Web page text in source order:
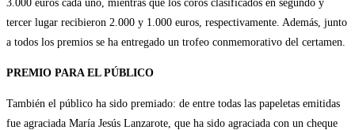
3.000 euros cada uno, mientras que los coros clasificados en segundo y
tercer lugar recibieron 2.000 y 1.000 euros, respectivamente. Además, junto
a todos los premios se ha entregado un trofeo conmemorativo del certamen.
PREMIO PARA EL PÚBLICO
También el público ha sido premiado: de entre todas las papeletas emitidas
fue agraciada María Jesús Lanzarote, que ha sido agraciada con un cheque